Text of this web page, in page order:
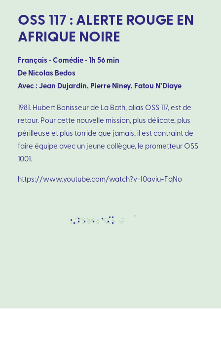
OSS 117 : ALERTE ROUGE EN
AFRIQUE NOIRE
Français • Comédie • 1h 56 min
De Nicolas Bedos
Avec : Jean Dujardin, Pierre Niney, Fatou N’Diaye
1981. Hubert Bonisseur de La Bath, alias OSS 117, est de
retour. Pour cette nouvelle mission, plus délicate, plus
périlleuse et plus torride que jamais, il est contraint de
faire équipe avec un jeune collègue, le prometteur OSS
1001.
https://www.youtube.com/watch?v=I0aviu-FqNo